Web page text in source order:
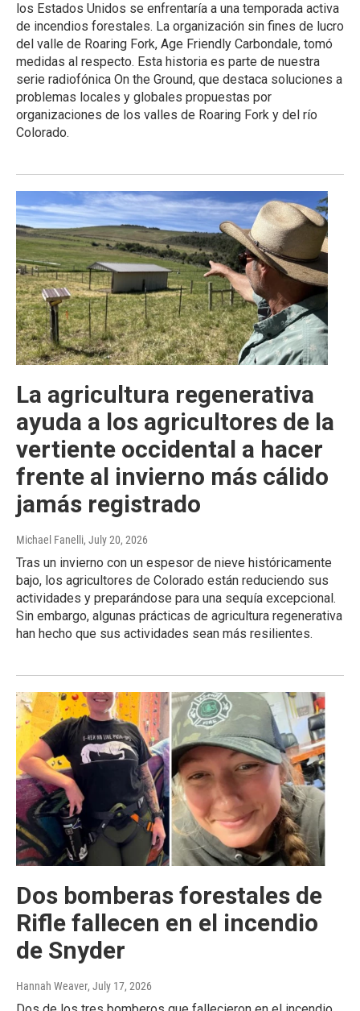
los Estados Unidos se enfrentaría a una temporada activa
de incendios forestales. La organización sin fines de lucro
del valle de Roaring Fork, Age Friendly Carbondale, tomó
medidas al respecto. Esta historia es parte de nuestra
serie radiofónica On the Ground, que destaca soluciones a
problemas locales y globales propuestas por
organizaciones de los valles de Roaring Fork y del río
Colorado.
La agricultura regenerativa
ayuda a los agricultores de la
vertiente occidental a hacer
frente al invierno más cálido
jamás registrado
Michael Fanelli, July 20, 2026
Tras un invierno con un espesor de nieve históricamente
bajo, los agricultores de Colorado están reduciendo sus
actividades y preparándose para una sequía excepcional.
Sin embargo, algunas prácticas de agricultura regenerativa
han hecho que sus actividades sean más resilientes.
Dos bomberas forestales de
Rifle fallecen en el incendio
de Snyder
Hannah Weaver, July 17, 2026